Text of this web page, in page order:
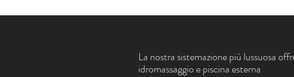
La nostra sistemazione più lussuosa
idromassaggio e piscina esterna